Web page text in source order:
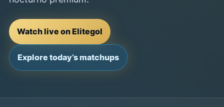
Watch live on Elitegol
Explore today’s matchups